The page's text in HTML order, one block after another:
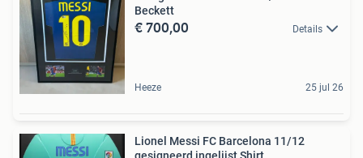
Beckett
€ 700,00 Details
Heeze 25 jul 26
Lionel Messi FC Barcelona 11/12